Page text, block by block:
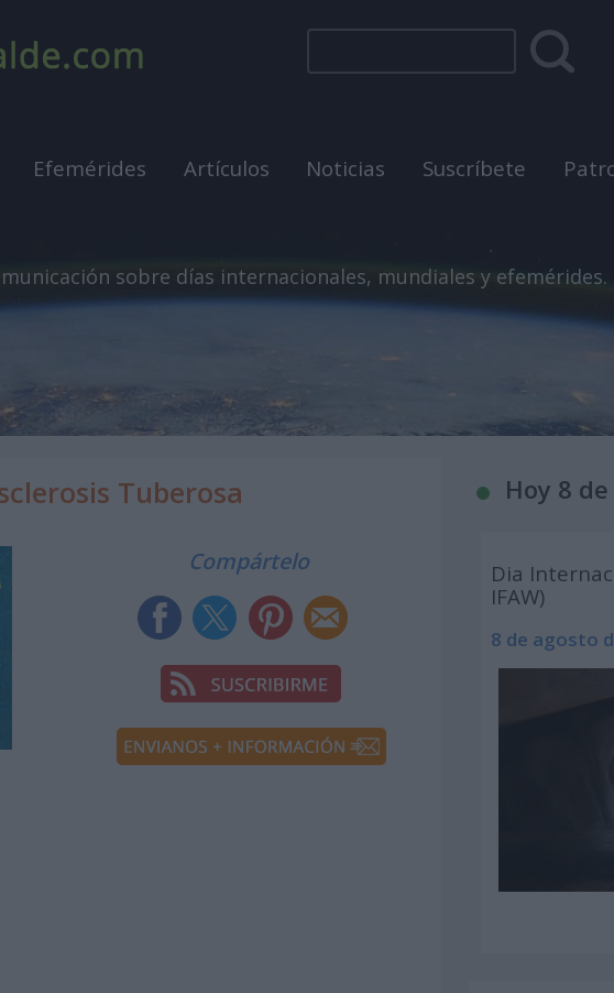
Efemérides Artículos Noticias Suscríbete
sobre días internacionales, mundiales y efemérides.
Tuberosa
Compártelo
Hoy 8
Dia
IFAW)
8 de agosto